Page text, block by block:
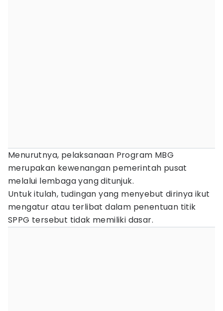
Menurutnya, pelaksanaan Program MBG
merupakan kewenangan pemerintah pusat
melalui lembaga yang ditunjuk.
Untuk itulah, tudingan yang menyebut dirinya ikut
mengatur atau terlibat dalam penentuan titik
SPPG tersebut tidak memiliki dasar.